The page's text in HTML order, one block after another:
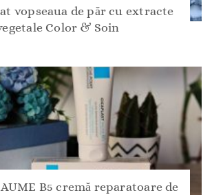
vopseaua de păr cu extracte
Color & Soin
B5 cremă reparatoare de